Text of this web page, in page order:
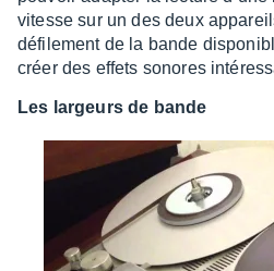
vitesse sur un des deux
défi­le­ment de la bande
créer des effets sonores
Les largeurs de bande